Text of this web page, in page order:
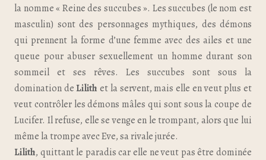
la nomme « Reine des succubes ». Les succubes (le nom est
masculin) sont des personnages mythiques, des démons
qui prennent la forme d’une femme avec des ailes et une
queue pour abuser sexuellement un homme durant son
sommeil et ses rêves. Les succubes sont sous la
domination de Lilithet la servent, mais elle en veut plus et
veut contrôler les démons mâles qui sont sous la coupe de
Lucifer. Il refuse, elle se venge en le trompant, alors que lui
même la trompe avec Eve, sa rivale jurée.
Lilith, quittant le paradis car elle ne veut pas être dominée